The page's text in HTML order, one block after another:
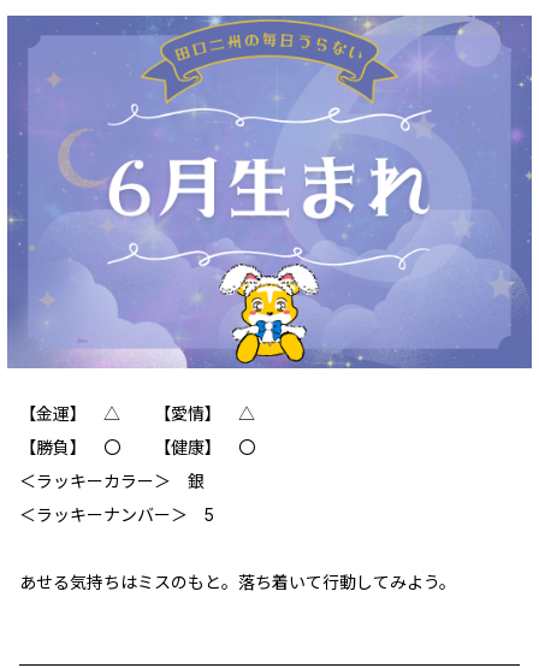
【金運】 △ 【愛情】 △
【勝負】 〇 【健康】 〇
＜ラッキーカラー＞ 銀
＜ラッキーナンバー＞ 5
あせる気持ちはミスのもと。落ち着いて行動してみよう。